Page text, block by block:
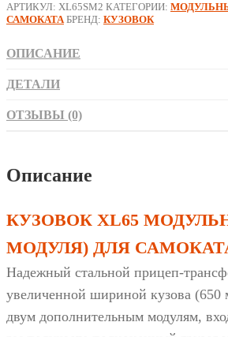
АРТИКУЛ: XL65SM2 КАТЕГОРИИ:
САМОКАТА БРЕНД: КУЗОВОК
ОПИСАНИЕ
ДЕТАЛИ
ОТЗЫВЫ (0)
Описание
КУЗОВОК XL65
МОДУЛЯ) ДЛЯ
Надежный стальной прицеп-
увеличенной шириной кузова (650
двум дополнительным модулям,